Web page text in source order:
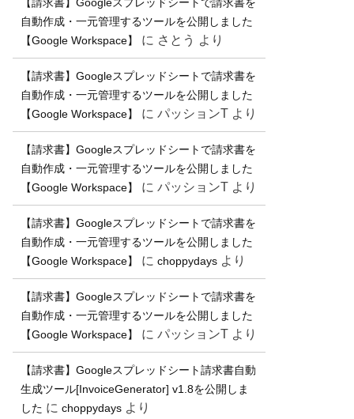
自動作成・一元管理するツールを公開しました
【Google Workspace】
に さとう より
【請求書】Googleスプレッドシートで請求書を
自動作成・一元管理するツールを公開しました
【Google Workspace】
に パッションT より
【請求書】Googleスプレッドシートで請求書を
自動作成・一元管理するツールを公開しました
【Google Workspace】
に パッションT より
【請求書】Googleスプレッドシートで請求書を
自動作成・一元管理するツールを公開しました
【Google Workspace】
に choppydays より
【請求書】Googleスプレッドシートで請求書を
自動作成・一元管理するツールを公開しました
【Google Workspace】
に パッションT より
【請求書】Googleスプレッドシート請求書自動
生成ツール[InvoiceGenerator] v1.8を公開しま
した に choppydays より